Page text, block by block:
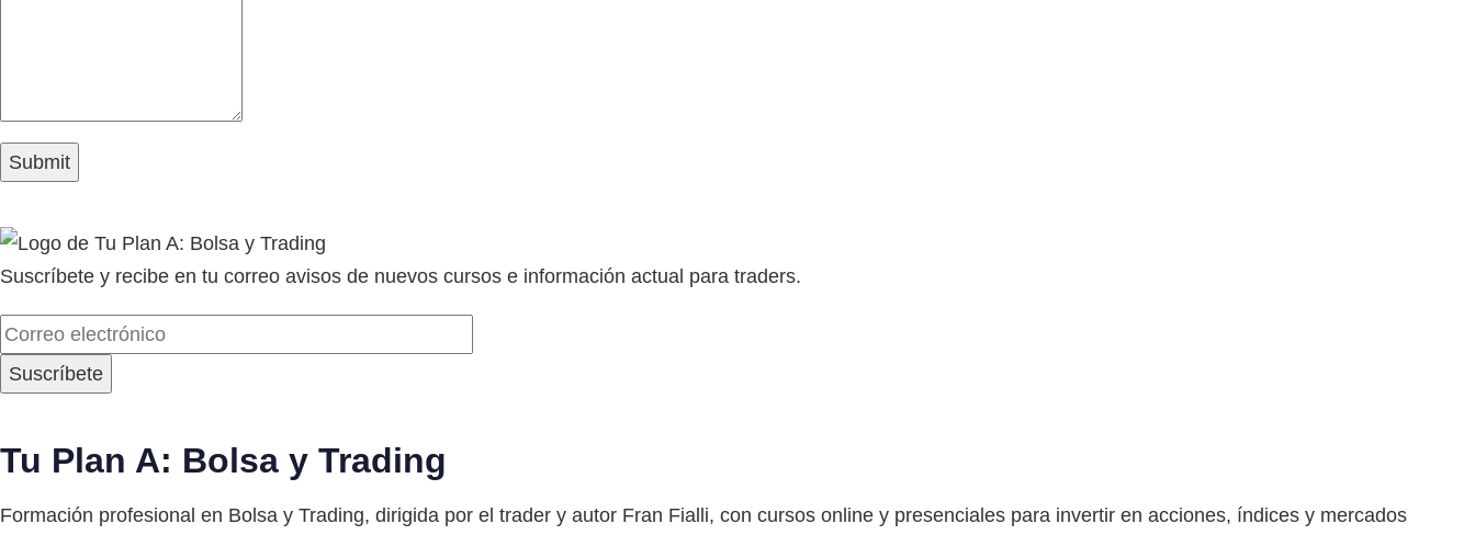
Suscríbete y recibe en tu correo avisos de nuevos cursos e información actual para traders.
Tu Plan A: Bolsa y Trading
Formación profesional en Bolsa y Trading, dirigida por el trader y autor Fran Fialli, con cursos online y presenciales para invertir en acciones, índices y mercados